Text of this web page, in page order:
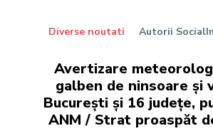
Diverse noutati Autorii
Avertizare
galben de ninsoare și
București și 16 județe,
ANM / Strat proaspăt